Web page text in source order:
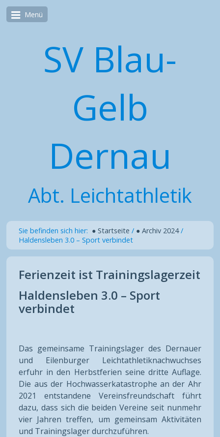
Menü
SV Blau-
Gelb
Dernau
Abt. Leichtathletik
Sie befinden sich hier: ● Startseite / ● Archiv 2024 /
Haldensleben 3.0 – Sport verbindet
Ferienzeit ist Trainingslagerzeit
Haldensleben 3.0 – Sport
verbindet
Das gemeinsame Trainingslager des Dernauer
und Eilenburger Leichtathletiknachwuchses
erfuhr in den Herbstferien seine dritte Auflage.
Die aus der Hochwasserkatastrophe an der Ahr
2021 entstandene Vereinsfreundschaft führt
dazu, dass sich die beiden Vereine seit nunmehr
vier Jahren treffen, um gemeinsam Aktivitäten
und Trainingslager durchzuführen.